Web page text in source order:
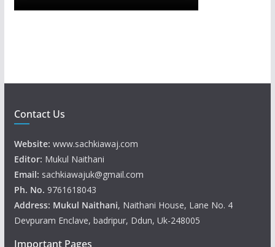
Contact Us
Website: www.sachkiawaj.com
Editor: Mukul Naithani
Email: sachkiawajuk@gmail.com
Ph. No. 9761618043
Address: Mukul Naithani, Naithani House, Lane No. 4
Devpuram Enclave, badripur, Ddun, Uk-248005
Important Pages